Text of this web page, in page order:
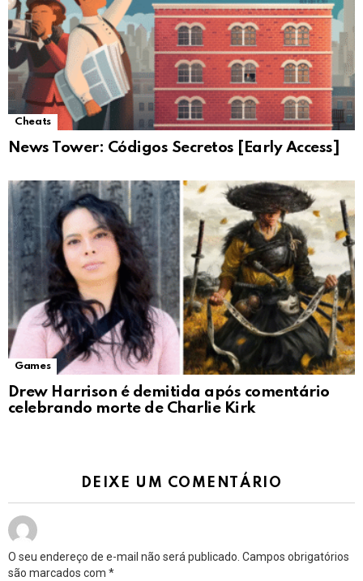
Cheats
News Tower: Códigos Secretos [Early Access]
Games
Drew Harrison é demitida após comentário
celebrando morte de Charlie Kirk
DEIXE UM COMENTÁRIO
O seu endereço de e-mail não será publicado. Campos obrigatórios
são marcados com *